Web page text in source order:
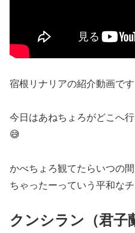
宿根リナリアの紹介動画です
今日はあねちょろがどこへ
😅
かべちょろ観てたらいつの
ちゃったーっていう平和な
クンシラン（君子